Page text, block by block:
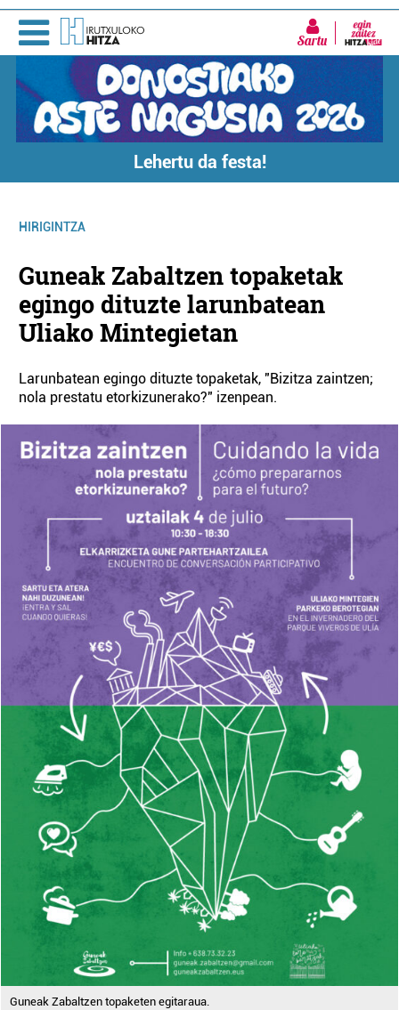
Sartu
Lehertu da festa!
HIRIGINTZA
Guneak Zabaltzen topaketak
egingo dituzte larunbatean
Uliako Mintegietan
Larunbatean egingo dituzte topaketak, "Bizitza zaintzen;
nola prestatu etorkizunerako?" izenpean.
Guneak Zabaltzen topaketen egitaraua.